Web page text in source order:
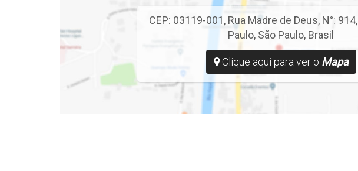
CEP: 03119-001, Rua Madre de Deus, N°: 914,
Paulo, São Paulo, Brasil
Clique aqui para ver o Mapa